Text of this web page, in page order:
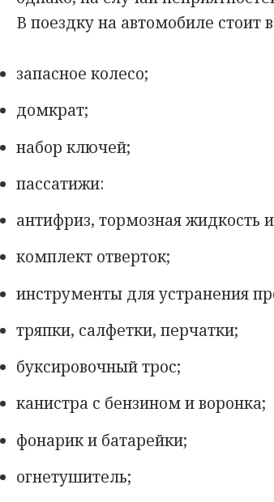
В поездку на автомобиле стоит
запасное колесо;
домкрат;
набор ключей;
пассатижи:
антифриз, тормозная жидкость
комплект отверток;
инструменты для устранения
тряпки, салфетки, перчатки;
буксировочный трос;
канистра с бензином и воронка;
фонарик и батарейки;
огнетушитель;